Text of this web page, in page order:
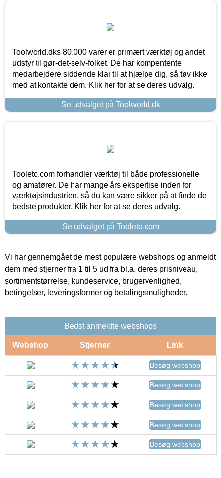
Toolworld.dks 80.000 varer er primært værktøj og andet
udstyr til gør-det-selv-folket. De har kompentente
medarbejdere siddende klar til at hjælpe dig, så tøv ikke
med at kontakte dem. Klik her for at se deres udvalg.
Se udvalget på Toolworld.dk
Tooleto.com forhandler værktøj til både professionelle
og amatører. De har mange års ekspertise inden for
værktøjsindustrien, så du kan være sikker på at finde de
bedste produkter. Klik her for at se deres udvalg.
Se udvalget på Tooleto.com
Vi har gennemgået de mest populære webshops og anmeldt
dem med stjerner fra 1 til 5 ud fra bl.a. deres prisniveau,
sortimentstørrelse, kundeservice, brugervenlighed,
betingelser, leveringsformer og betalingsmuligheder.
Bedst anmeldte webshops
Webshop Stjerner Link
Besøg webshop
Besøg webshop
Besøg webshop
Besøg webshop
Besøg webshop